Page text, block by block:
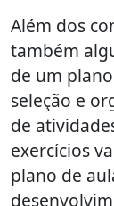
Além dos
também
de um
seleção e
de
exercícios
plano de